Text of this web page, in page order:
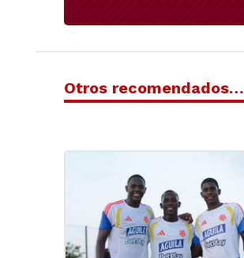
Otros recomendados…